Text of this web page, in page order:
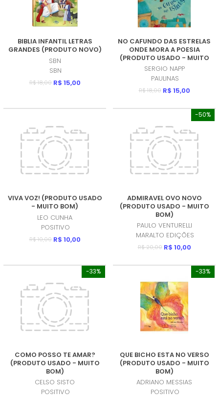
BIBLIA INFANTIL LETRAS
GRANDES (PRODUTO NOVO)
SBN
SBN
R$ 18,00 R$ 15,00
NO CAFUNDO DAS ESTRELAS
ONDE MORA A POESIA
(PRODUTO USADO - MUITO
BOM)
SERGIO NAPP
PAULINAS
R$ 18,00 R$ 15,00
VIVA VOZ! (PRODUTO USADO
- MUITO BOM)
LEO CUNHA
POSITIVO
R$ 10,00 R$ 10,00
-50%
ADMIRAVEL OVO NOVO
(PRODUTO USADO - MUITO
BOM)
PAULO VENTURELLI
MARALTO EDIÇÕES
R$ 20,00 R$ 10,00
-33%
COMO POSSO TE AMAR?
(PRODUTO USADO - MUITO
BOM)
CELSO SISTO
POSITIVO
-33%
QUE BICHO ESTA NO VERSO
(PRODUTO USADO - MUITO
BOM)
ADRIANO MESSIAS
POSITIVO